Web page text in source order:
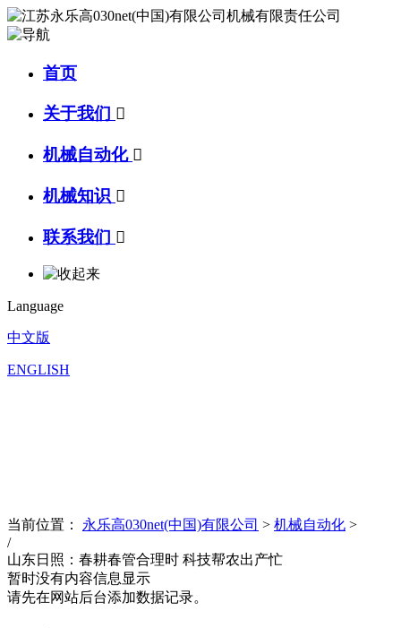
首页
关于我们 
机械自动化 
机械知识 
联系我们 
Language
中文版
ENGLISH
当前位置： 永乐高030net(中国)有限公司 > 机械自动化 >
/
山东日照：春耕春管合理时 科技帮农出产忙
暂时没有内容信息显示
请先在网站后台添加数据记录。